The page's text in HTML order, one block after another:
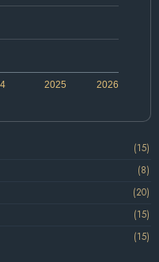
2025 2026
(15)
(8)
(20)
(15)
(15)